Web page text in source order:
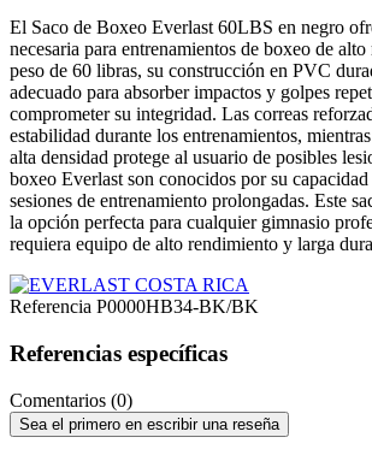
El Saco de Boxeo Everlast 60LBS en negro
necesaria para entrenamientos de boxeo de
peso de 60 libras, su construcción en PVC
adecuado para absorber impactos y golpes
comprometer su integridad. Las correas
estabilidad durante los entrenamientos,
alta densidad protege al usuario de posibles
boxeo Everlast son conocidos por su
sesiones de entrenamiento prolongadas. Este
la opción perfecta para cualquier gimnasio
requiera equipo de alto rendimiento y larga
Referencia P0000HB34-BK/BK
Referencias específicas
Comentarios (0)
Sea el primero en escribir una reseña